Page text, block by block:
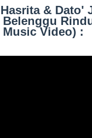
& Dato'
Music Video) :